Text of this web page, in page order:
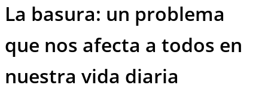
La basura: un problema
que nos afecta a todos en
nuestra vida diaria